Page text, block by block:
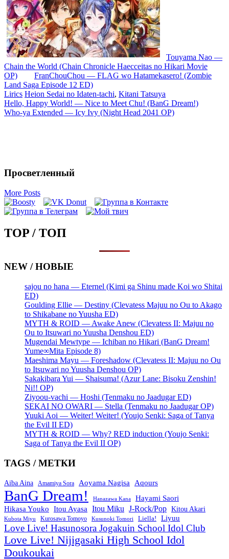
Touyama Nao —
Chain the World (Chain Chronicle Haecceitas no Hikari Movie
OP)
FranChouChou — FLAG wo Hatamekasero! (Zombie
Land Saga Episode 12 ED)
Lirics Heion Sedai no Idaten-tachi, Kitani Tatsuya
Запись
навигация
Hello, Happy World! — Nice to Meet Chu! (BanG Dream!)
Who-ya Extended — Icy Ivy (Night Head 2041 OP)
Просветленный
More Posts
TOP / ТОП
NEW / НОВЫЕ
sajou no hana — Eternel (Kimi ga Shinu made Koi wo Shitai
ED)
Goulding Ellie — Destiny (Clevatess Majuu no Ou to Akago
to Shikabane no Yuusha ED)
MYTH & ROID — Awake Anew (Clevatess II: Majuu no
Ou to Itsuwari no Yuusha Denshou ED)
Mugendai Mewtype — Ichiban no Hikari (BanG Dream!
Yume∞Mita Episode 8)
Maeshima Mayu — Foreshadow (Clevatess II: Majuu no Ou
to Itsuwari no Yuusha Denshou OP)
Sakakibara Yui — Shaisuma! (Azur Lane: Bisoku Zenshin!
Ni!! OP)
Ziyoou-vachi — Hoshi (Tenmaku no Jaadugar ED)
SEKAI NO OWARI — Stella (Tenmaku no Jaadugar OP)
Yuuki Aoi — Weiter! Weiter! (Youjo Senki: Saga of Tanya
the Evil II ED)
MYTH & ROID — Why? RED induction (Youjo Senki:
Saga of Tanya the Evil II OP)
TAGS / МЕТКИ
Aiba Aina Amamiya Sora Aoyama Nagisa Aqours
BanG Dream! Hanazawa Kana
Hayami Saori
Hikasa Youko
Itou Ayasa Itou Miku J-Rock/Pop Kitou Akari
Kubota Miyu Kurosawa Tomoyo Kusunoki Tomori Liella! Liyuu
Love Live! Hasunosora Jogakuin School Idol Club
Love Live! Nijigasaki High School Idol
Doukoukai